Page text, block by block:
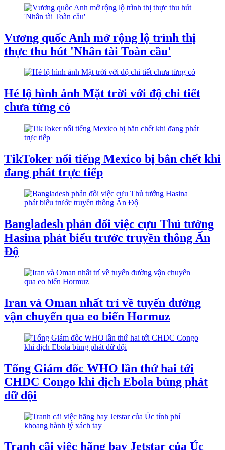
Vương quốc Anh mở rộng lộ trình thị
thực thu hút 'Nhân tài Toàn cầu'
Hé lộ hình ảnh Mặt trời với độ chi tiết
chưa từng có
TikToker nổi tiếng Mexico bị bắn chết khi
đang phát trực tiếp
Bangladesh phản đối việc cựu Thủ tướng
Hasina phát biểu trước truyền thông Ấn
Độ
Iran và Oman nhất trí về tuyến đường
vận chuyển qua eo biển Hormuz
Tổng Giám đốc WHO lần thứ hai tới
CHDC Congo khi dịch Ebola bùng phát
dữ dội
Tranh cãi việc hãng bay Jetstar của Úc